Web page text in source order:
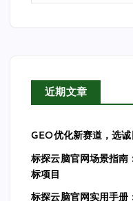
近期文章
GEO优化新赛道，选
标探云脑官网场景指
标项目
标探云脑官网实用手册